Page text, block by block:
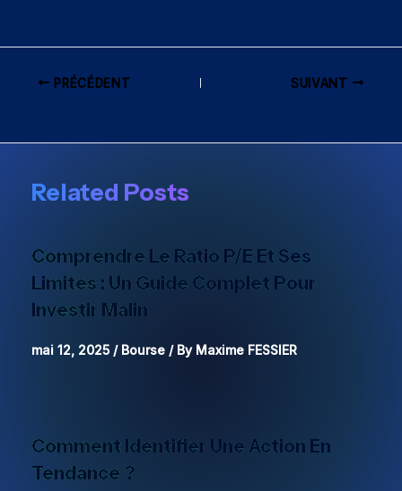
PRÉCÉDENT SUIVANT
Related Posts
Comprendre Le Ratio P/E Et Ses
Limites : Un Guide Complet Pour
Investir Malin
mai 12, 2025 / Bourse / By Maxime FESSIER
Comment Identifier Une Action En
Tendance ?